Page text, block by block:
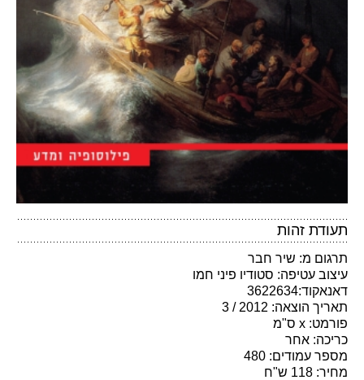
תעודת זהות
תרגום מ: שיר חבר
עיצוב עטיפה: סטודיו פיני חמו
דאנאקוד:3622634
תאריך הוצאה: 2012 / 3
פורמט: x ס"מ
כריכה: אחר
מספר עמודים: 480
מחיר: 118 ש"ח